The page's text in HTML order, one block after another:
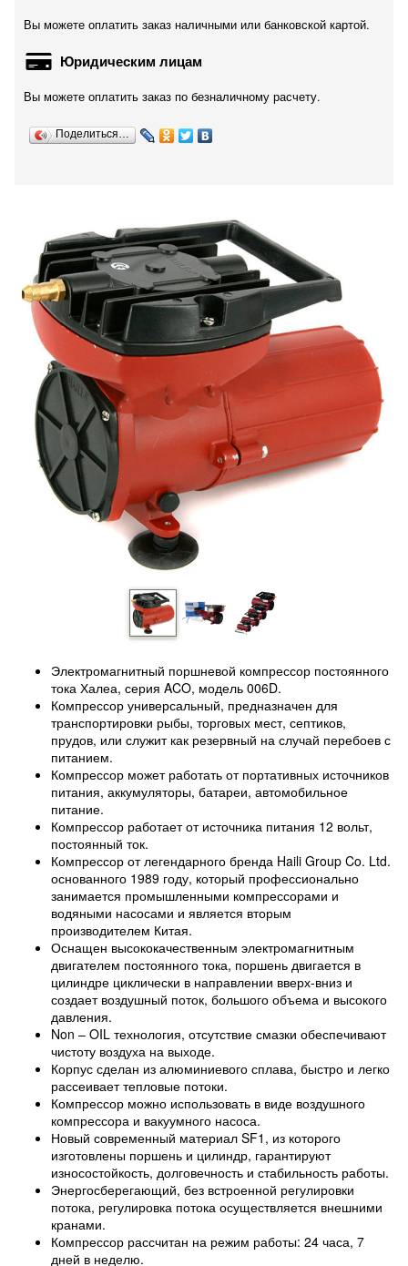
Вы можете оплатить заказ наличными или банковской картой.
Юридическим лицам
Вы можете оплатить заказ по безналичному расчету.
Поделиться…
Электромагнитный поршневой компрессор постоянного
тока Халеа, серия ACO, модель 006D.
Компрессор универсальный, предназначен для
транспортировки рыбы, торговых мест, септиков,
прудов, или служит как резервный на случай перебоев с
питанием.
Компрессор может работать от портативных источников
питания, аккумуляторы, батареи, автомобильное
питание.
Компрессор работает от источника питания 12 вольт,
постоянный ток.
Компрессор от легендарного бренда Haili Group Co. Ltd.
основанного 1989 году, который профессионально
занимается промышленными компрессорами и
водяными насосами и является вторым
производителем Китая.
Оснащен высококачественным электромагнитным
двигателем постоянного тока, поршень двигается в
цилиндре циклически в направлении вверх-вниз и
создает воздушный поток, большого объема и высокого
давления.
Non – OIL технология, отсутствие смазки обеспечивают
чистоту воздуха на выходе.
Корпус сделан из алюминиевого сплава, быстро и легко
рассеивает тепловые потоки.
Компрессор можно использовать в виде воздушного
компрессора и вакуумного насоса.
Новый современный материал SF1, из которого
изготовлены поршень и цилиндр, гарантируют
износостойкость, долговечность и стабильность работы.
Энергосберегающий, без встроенной регулировки
потока, регулировка потока осуществляется внешними
кранами.
Компрессор рассчитан на режим работы: 24 часа, 7
дней в неделю.